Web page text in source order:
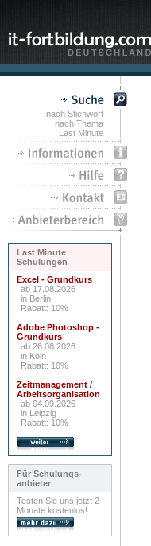
nach Stichwort
nach Thema
Last Minute
Last Minute
Schulungen
Excel - Grundkurs
ab 17.08.2026
in Berlin
Rabatt: 10%
Adobe Photoshop -
Grundkurs
ab 26.08.2026
in Köln
Rabatt: 10%
Zeitmanagement /
Arbeitsorganisation
ab 04.09.2026
in Leipzig
Rabatt: 10%
Für Schulungs-
anbieter
Testen Sie uns jetzt 2
Monate kostenlos!